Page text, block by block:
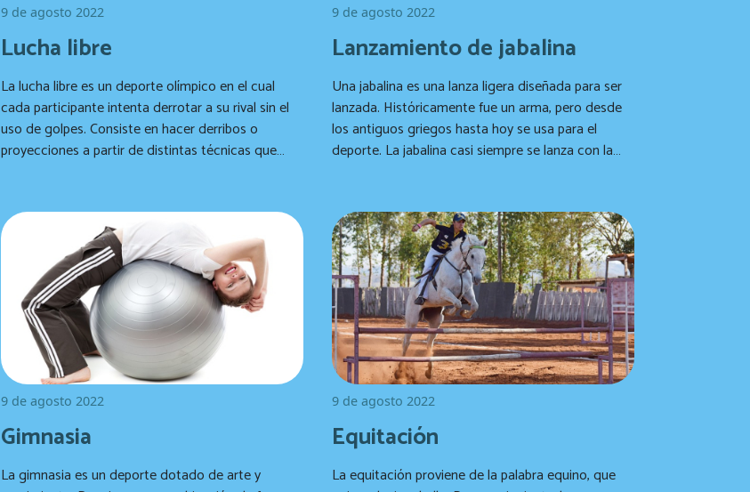
9 de agosto 2022
Lucha libre
La lucha libre es un deporte olímpico en el cual
cada participante intenta derrotar a su rival sin el
uso de golpes. Consiste en hacer derribos o
proyecciones a partir de distintas técnicas que
9 de agosto 2022
Lanzamiento de jabalina
Una jabalina es una lanza ligera diseñada para ser
lanzada. Históricamente fue un arma, pero desde
los antiguos griegos hasta hoy se usa para el
deporte. La jabalina casi siempre se lanza con la
9 de agosto 2022
Gimnasia
La gimnasia es un deporte dotado de arte y
9 de agosto 2022
Equitación
La equitación proviene de la palabra equino, que